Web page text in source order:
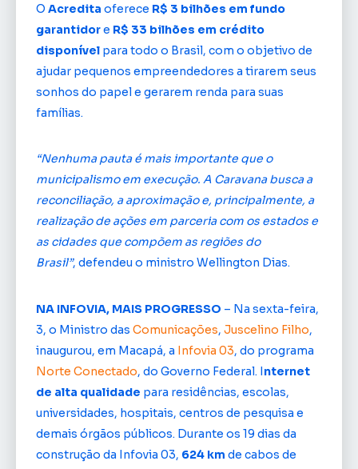
O Acredita oferece R$ 3 bilhões em fundo
garantidore R$ 33 bilhões em crédito
disponível para todo o Brasil, com o objetivo de
ajudar pequenos empreendedores a tirarem seus
sonhos do papel e gerarem renda para suas
famílias.
“Nenhuma pauta é mais importante que o
municipalismo em execução. A Caravana busca a
reconciliação, a aproximação e, principalmente, a
realização de ações em parceria com os estados e
as cidades que compõem as regiões do
Brasil”, defendeu o ministro Wellington Dias.
NA INFOVIA, MAIS PROGRESSO – Na sexta-feira,
3, o Ministro das Comunicações, Juscelino Filho,
inaugurou, em Macapá, a Infovia 03, do programa
Norte Conectado, do Governo Federal. Internet
de alta qualidade para residências, escolas,
universidades, hospitais, centros de pesquisa e
demais órgãos públicos. Durante os 19 dias da
construção da Infovia 03, 624 km de cabos de